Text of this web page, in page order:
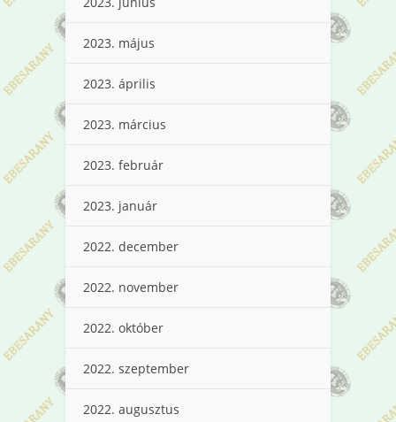
2023. május
2023. április
2023. március
2023. február
2023. január
2022. december
2022. november
2022. október
2022. szeptember
2022. augusztus